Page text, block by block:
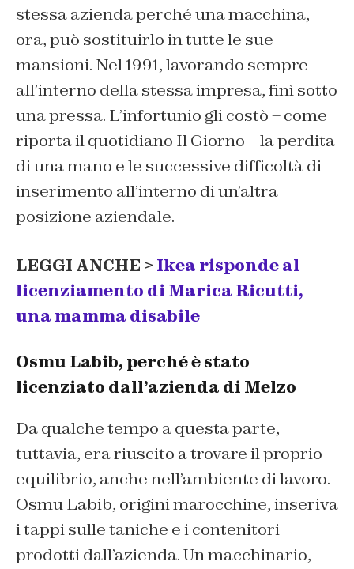
stessa azienda perché una macchina,
ora, può sostituirlo in tutte le sue
mansioni. Nel 1991, lavorando sempre
all’interno della stessa impresa, finì sotto
una pressa. L’infortunio gli costò – come
riporta il quotidiano Il Giorno – la perdita
di una mano e le successive difficoltà di
inserimento all’interno di un’altra
posizione aziendale.
LEGGI ANCHE > Ikea risponde al
licenziamento di Marica Ricutti,
una mamma disabile
Osmu Labib, perché è stato
licenziato dall’azienda di Melzo
Da qualche tempo a questa parte,
tuttavia, era riuscito a trovare il proprio
equilibrio, anche nell’ambiente di lavoro.
Osmu Labib, origini marocchine, inseriva
i tappi sulle taniche e i contenitori
prodotti dall’azienda. Un macchinario,